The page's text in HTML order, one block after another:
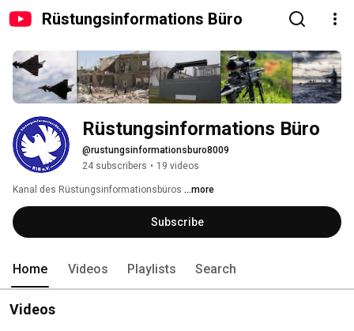
Rüstungsinformations Büro
Rüstungsinformations Büro
@rustungsinformationsburo8009
24 subscribers • 19 videos
Kanal des Rüstungsinformationsbüros ...more
Subscribe
Home Videos Playlists Search
Videos